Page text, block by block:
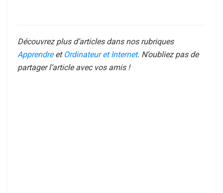
Découvrez plus d’articles dans nos rubriques
Apprendreet Ordinateur et Internet. N’oubliez pas de
partager l’article avec vos amis !